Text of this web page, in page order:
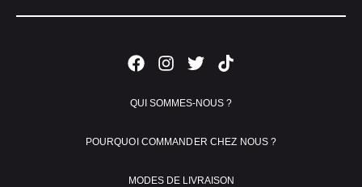
QUI SOMMES-NOUS ?
POURQUOI COMMANDER CHEZ NOUS ?
MODES DE LIVRAISON